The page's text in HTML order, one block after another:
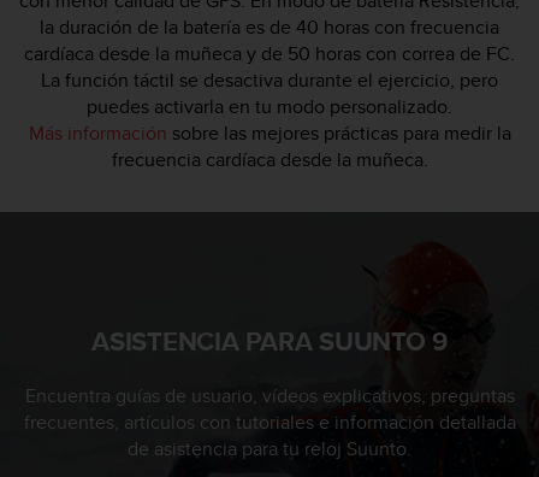
la duración de la batería es de 40 horas con frecuencia
cardíaca desde la muñeca y de 50 horas con correa de FC.
La función táctil se desactiva durante el ejercicio, pero
puedes activarla en tu modo personalizado.
Más información sobre las mejores prácticas para medir la
frecuencia cardíaca desde la muñeca.
ASISTENCIA PARA SUUNTO 9
Encuentra guías de usuario, vídeos explicativos, preguntas
frecuentes, artículos con tutoriales e información detallada
de asistencia para tu reloj Suunto.